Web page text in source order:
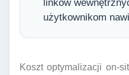
linków
użytkownikom
Koszt optymalizacji on-